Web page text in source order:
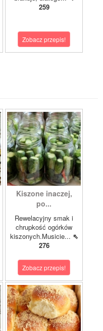
259
Zobacz przepis!
Kiszone inaczej,
po...
Rewelacyjny smak i
chrupkość ogórków
kiszonych.Musicie... ⇖
276
Zobacz przepis!